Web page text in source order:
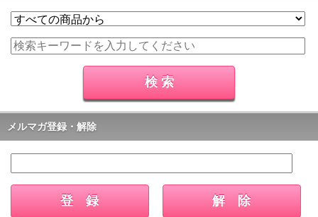
メルマガ登録・解除